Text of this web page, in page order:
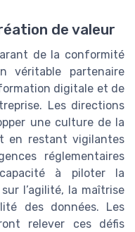
de valeur
de la conformité
véritable partenaire
digitale et de
Les directions
une culture de la
en restant vigilantes
réglementaires
à piloter la
l’agilité, la maîtrise
des données. Les
relever ces défis